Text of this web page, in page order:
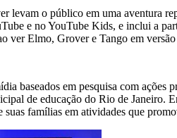
levam o público em uma aventura
e no YouTube Kids, e inclui a
ver Elmo, Grover e Tango em
baseados em pesquisa com
de educação do Rio de Janeiro.
famílias em atividades que